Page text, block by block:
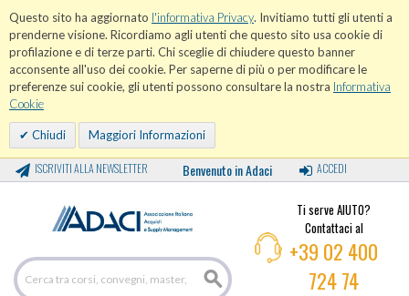
Questo sito ha aggiornato l'informativa Privacy. Invitiamo tutti gli utenti a
prenderne visione. Ricordiamo agli utenti che questo sito usa cookie di
profilazione e di terze parti. Chi sceglie di chiudere questo banner
acconsente all'uso dei cookie. Per saperne di più o per modificare le
preferenze sui cookie, gli utenti possono consultare la nostra Informativa
Cookie
Chiudi Maggiori Informazioni
ISCRIVITI ALLA NEWSLETTER Benvenuto in Adaci ACCEDI
Ti serve AIUTO?
Contattaci al
+39 02 400
724 74